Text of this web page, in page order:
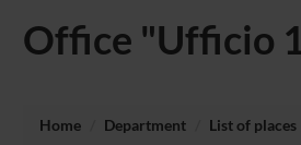
Office "Ufficio
Home Department List of places